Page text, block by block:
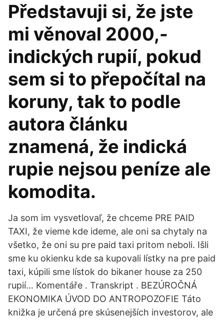
Představuji si, že jste
mi věnoval 2000,-
indických rupií, pokud
sem si to přepočítal na
koruny, tak to podle
autora článku
znamená, že indická
rupie nejsou peníze ale
komodita.
Ja som im vysvetlovaľ, že chceme PRE PAID
TAXI, že vieme kde ideme, ale oni sa chytaly na
všetko, že oni su pre paid taxi pritom neboli. Išli
sme ku okienku kde sa kupovali lístky na pre paid
taxi, kúpili sme lístok do bikaner house za 250
rupií… Komentáře . Transkript . BEZÚROČNÁ
EKONOMIKA ÚVOD DO ANTROPOZOFIE Táto
knižka je určená pre skúsenejších investorov, ale